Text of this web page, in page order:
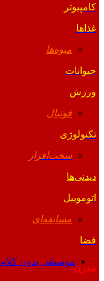
کامپیوتر
غذاها
میوه‌ها
حیوانات
ورزش
فوتبال
تکنولوژی
سخت‌افزار
دیدنی‌ها
اتوموبیل
مسابقه‌ای
فضا
موسیقی بدون کلام
مدرن